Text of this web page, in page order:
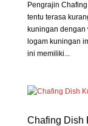
Pengrajin
tentu terasa
kuningan dengan
logam kuningan
ini memiliki...
Chafing Dish